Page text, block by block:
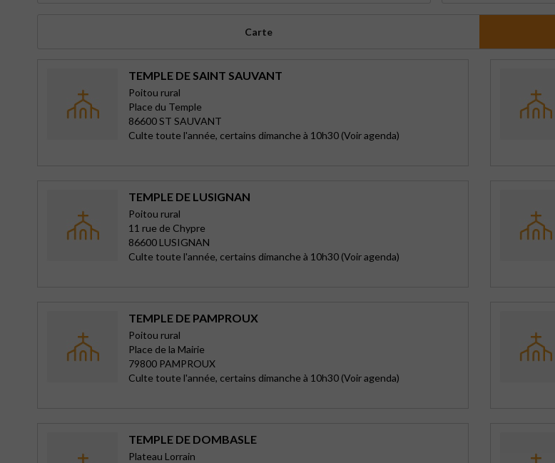
Carte
TEMPLE DE SAINT SAUVANT
Poitou rural
Place du Temple
86600 ST SAUVANT
Culte toute l'année, certains dimanche à 10h30 (Voir agenda)
TEMPLE DE LUSIGNAN
Poitou rural
11 rue de Chypre
86600 LUSIGNAN
Culte toute l'année, certains dimanche à 10h30 (Voir agenda)
TEMPLE DE PAMPROUX
Poitou rural
Place de la Mairie
79800 PAMPROUX
Culte toute l'année, certains dimanche à 10h30 (Voir agenda)
TEMPLE DE DOMBASLE
Plateau Lorrain